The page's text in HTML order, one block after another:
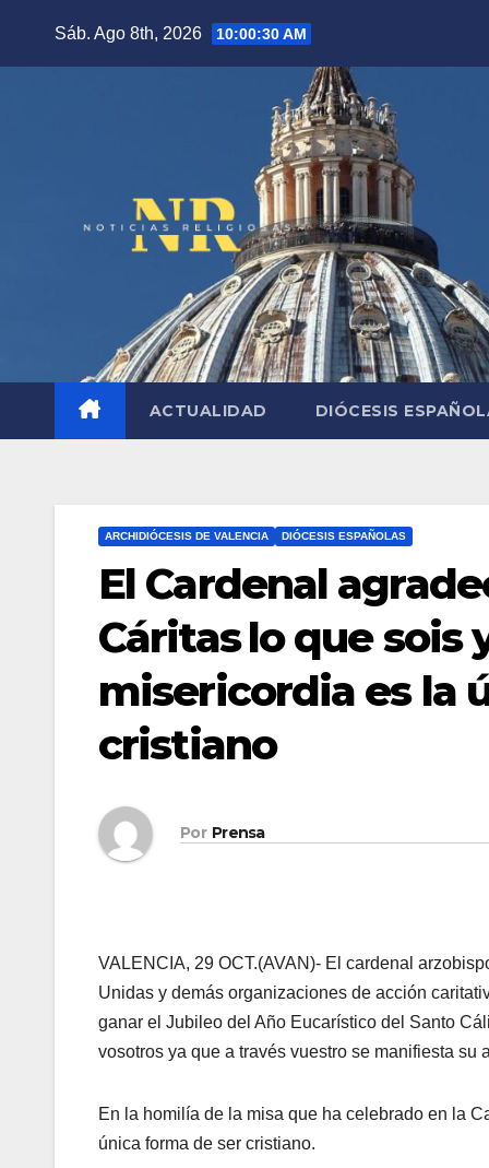
Sáb. Ago 8th, 2026 10:00:31 AM
ACTUALIDAD DIÓCESIS
ARCHIDIÓCESIS DE VALENCIA DIÓCESIS ESPAÑOLAS
El Cardenal
Cáritas lo que sois
misericordia es la
cristiano
Por Prensa
VALENCIA, 29 OCT.(AVAN)- El cardenal
Unidas y demás organizaciones de acción
ganar el Jubileo del Año Eucarístico del Santo
vosotros ya que a través vuestro se manifiesta su
En la homilía de la misa que ha celebrado en la
única forma de ser cristiano.